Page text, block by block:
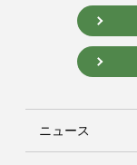
ニュース